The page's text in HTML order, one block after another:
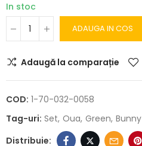
In stoc
ADAUGA IN COS
Adaugă la comparație
COD: 1-70-032-0058
Tag-uri: Set Oua Green Bunny